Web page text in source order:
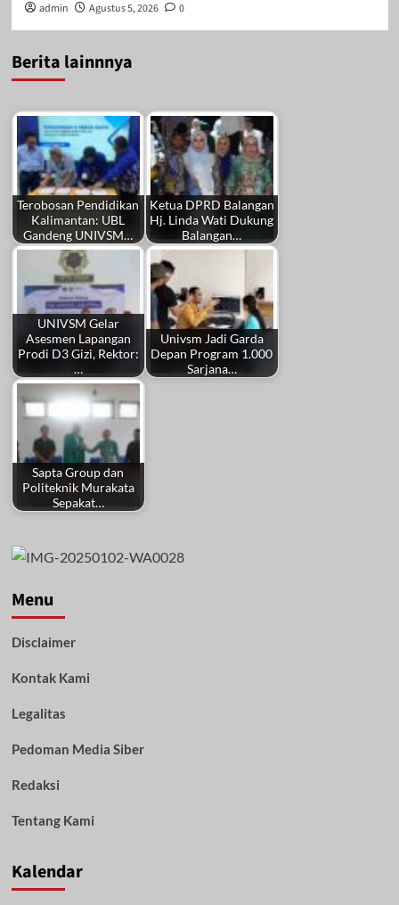
admin Agustus 5, 2026 0
Berita lainnnya
Terobosan Pendidikan
Kalimantan: UBL
Gandeng UNIVSM…
Ketua DPRD Balangan
Hj. Linda Wati Dukung
Balangan…
UNIVSM Gelar
Asesmen Lapangan
Prodi D3 Gizi, Rektor:
…
Univsm Jadi Garda
Depan Program 1.000
Sarjana…
Sapta Group dan
Politeknik Murakata
Sepakat…
Menu
Disclaimer
Kontak Kami
Legalitas
Pedoman Media Siber
Redaksi
Tentang Kami
Kalendar